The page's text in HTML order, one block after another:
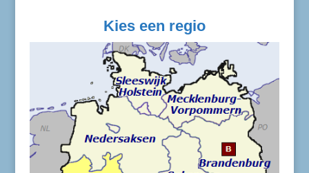
Kies een regio